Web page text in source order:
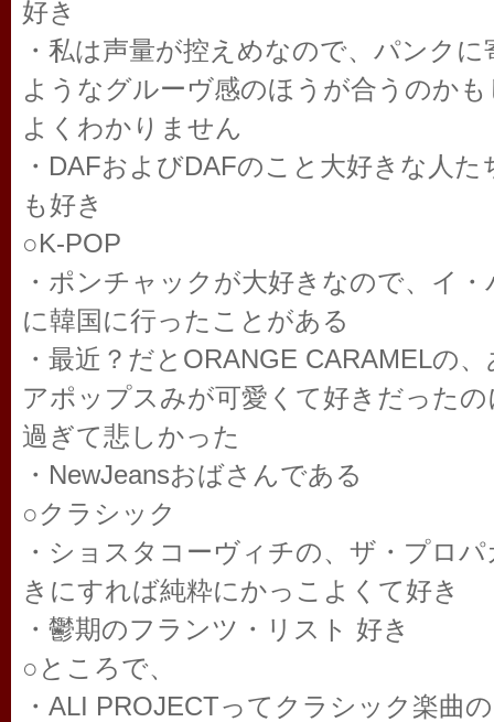
好き
・私は声量が控えめなので、パンク
ようなグルーヴ感のほうが合うのか
よくわかりません
・DAFおよびDAFのこと大好きな人
も好き
○K-POP
・ポンチャックが大好きなので、イ
に韓国に行ったことがある
・最近？だとORANGE CARAMELの
アポップスみが可愛くて好きだった
過ぎて悲しかった
・NewJeansおばさんである
○クラシック
・ショスタコーヴィチの、ザ・プロ
きにすれば純粋にかっこよくて好き
・鬱期のフランツ・リスト 好き
○ところで、
・ALI PROJECTってクラシック楽曲